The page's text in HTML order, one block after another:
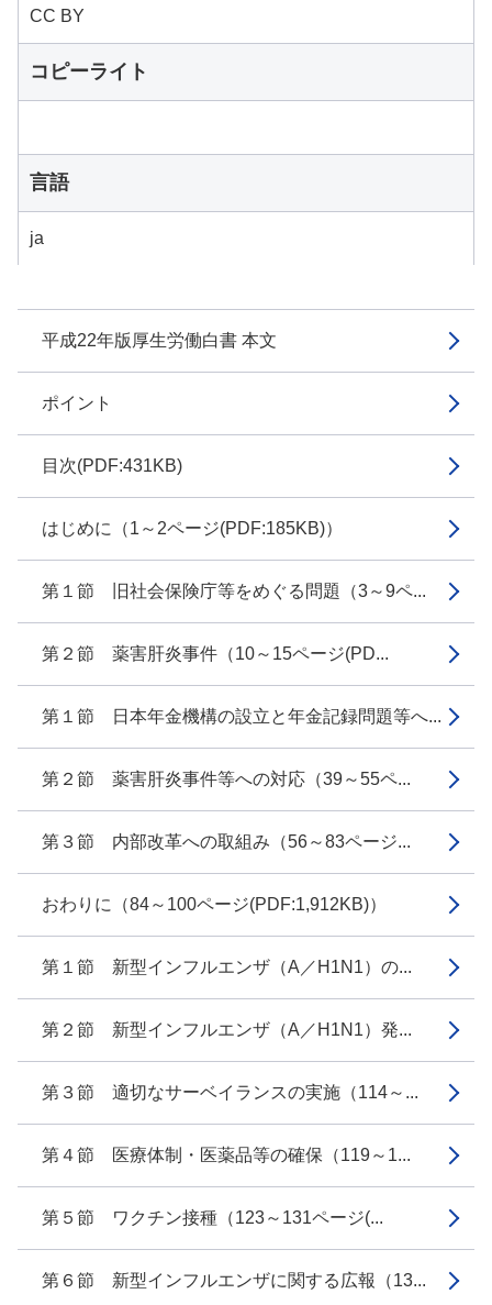
平成22年版厚生労働白書 本文
ポイント
目次(PDF:431KB)
はじめに（1～2ページ(PDF:185KB)）
第１節 旧社会保険庁等をめぐる問題（3～9ペ...
第２節 薬害肝炎事件（10～15ページ(PD...
第１節 日本年金機構の設立と年金記録問題等へ...
第２節 薬害肝炎事件等への対応（39～55ペ...
第３節 内部改革への取組み（56～83ページ...
おわりに（84～100ページ(PDF:1,912KB)）
第１節 新型インフルエンザ（A／H1N1）の...
第２節 新型インフルエンザ（A／H1N1）発...
第３節 適切なサーベイランスの実施（114～...
第４節 医療体制・医薬品等の確保（119～1...
第５節 ワクチン接種（123～131ページ(...
第６節 新型インフルエンザに関する広報（13...
CC BY
コピーライト
言語
ja